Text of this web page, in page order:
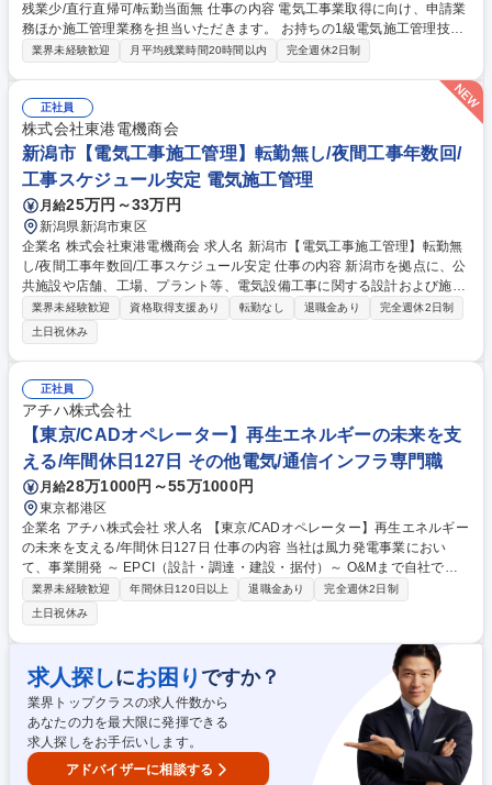
残業少/直行直帰可/転勤当面無 仕事の内容 電気工事業取得に向け、申請業
務ほか施工管理業務を担当いただきます。 お持ちの1級電気施工管理技士
資格を活かし、キャリアを継続したいという方を歓迎いたします。 ■エリ
要に応じて出張もあり。 ■案件：大型マンション、商業施設など ■期間：1
～2年程度 ■規模：5000万円～2億円程度 ■業務の変更範囲：当社業務全般
募集職種 ★武蔵野★【電気工事施工管理】土日休/残業少/直行直帰可/転勤
当面無
業界未経験歓迎 月平均残業時間20時間以内 完全週休2日制
正社員
株式会社東港電機商会
新潟市【電気工事施工管理】転勤無し/夜間工事年数回/
工事スケジュール安定 電気施工管理
月給25万円～33万円
新潟県新潟市東区
企業名 株式会社東港電機商会 求人名 新潟市【電気工事施工管理】転勤無
し/夜間工事年数回/工事スケジュール安定 仕事の内容 新潟市を拠点に、公
共施設や店舗、工場、プラント等、電気設備工事に関する設計および施工
管理業務をお任せします。固定取引先を中心とした元請け案件が多く、安
定した環境で業務に取り組めます。 【具体的には】・主な受注先からの
（ゼネコン、ハウスメーカー、設備メーカーなど）電気工事（店舗、工
場、公共工事、施設など）をお任せします。メンテナンスや改修工事の比
率が高いです。 ・公共工事の設備、照明設置工事なども行っています。
・電気工事に関する設計（ソフトJwCAD）、積算業務を行って頂きま
す。 ※設計・見積業務は殆ど事務所内で行いますが現地確認や現場職人と
の打ち合わせ等での外出もあります。 募集職種 新潟市【電気工事施工管
理】転勤無し/夜間工事年数回/工事スケジュール安定
業界未経験歓迎 資格取得支援あり 転勤なし 退職金あり
完全週休2日制
土日祝休み
正社員
アチハ株式会社
【東京/CADオペレーター】再生エネルギーの未来を支
える/年間休日127日 その他電気/通信インフラ専門職
月給28万1000円～55万1000円
東京都港区
企業名 アチハ株式会社 求人名 【東京/CADオペレーター】再生エネルギー
の未来を支える/年間休日127日 仕事の内容 当社は風力発電事業におい
て、事業開発 ～ EPCI（設計・調達・建設・据付）～ O&Mまで自社で一
括して行う、再生可能エネルギー分野でトップシェアを誇る注目の企業で
す。 ※建物の改変を伴う業務は含まない ・CADを使用した作図業務およ
び一般的なオフィスソフトを用いた資料作成、データ整理 【ワークライフ
バランス充実の環境】 年間休日127日、土日祝休みのため、プライベート
との両立が可能です。長期的に就業したい方にオススメの環境です。 募集
職種 【東京/CADオペレーター】再生エネルギーの未来を支える/年間休日
127日
業界未経験歓迎 年間休日120日以上 退職金あり
完全週休2日制
土日祝休み
求人探しにお困り ですか？
業界トップクラスの求人件数から
あなたの力を最大限に発揮できる
求人探しをお手伝いします。
アドバイザーに相談する